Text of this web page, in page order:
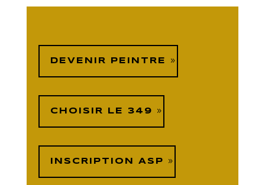
DEVENIR PEINTRE
CHOISIR LE 349
INSCRIPTION ASP